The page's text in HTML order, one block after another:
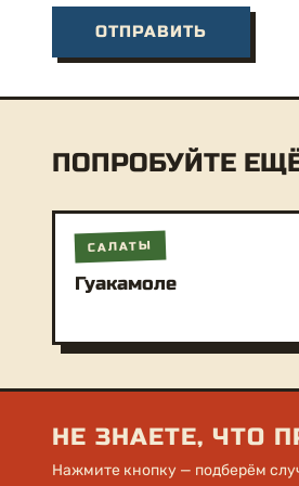
ПОПРОБУЙТЕ
САЛАТЫ
Гуакамоле
НЕ ЗНАЕТЕ, ЧТО
Нажмите кнопку — подберём